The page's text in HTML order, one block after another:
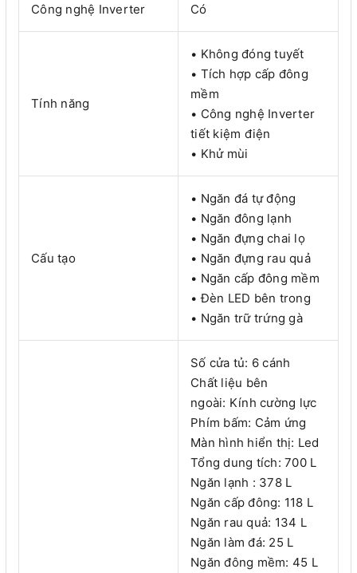
Công nghệ Inverter Có
Tính năng
• Không đóng tuyết
• Tích hợp cấp đông
mềm
• Công nghệ Inverter
tiết kiệm điện
• Khử mùi
Cấu tạo
• Ngăn đá tự động
• Ngăn đông lạnh
• Ngăn đựng chai lọ
• Ngăn đựng rau quả
• Ngăn cấp đông mềm
• Đèn LED bên trong
• Ngăn trữ trứng gà
Số cửa tủ: 6 cánh
Chất liệu bên
ngoài: Kính cường lực
Phím bấm: Cảm ứng
Màn hình hiển thị: Led
Tổng dung tích: 700 L
Ngăn lạnh : 378 L
Ngăn cấp đông: 118 L
Ngăn rau quả: 134 L
Ngăn làm đá: 25 L
Ngăn đông mềm: 45 L